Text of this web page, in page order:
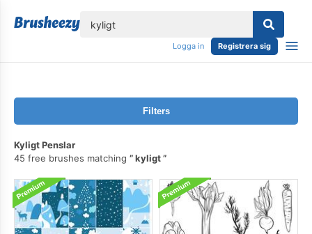
Logga in Registrera sig
Filters
Kyligt Penslar
45 free brushes matching
kyligt